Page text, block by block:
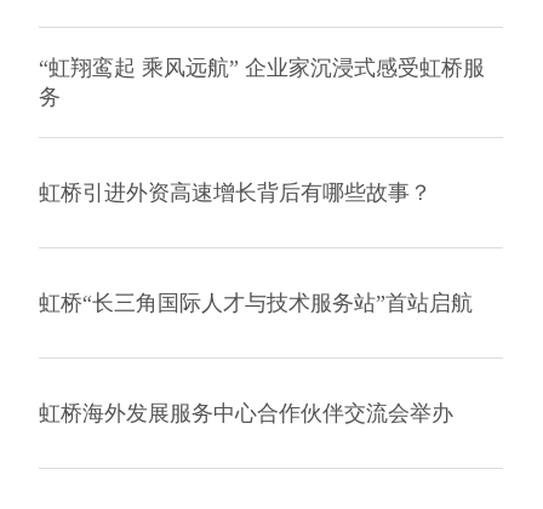
“虹翔鸾起 乘风远航” 企业家沉浸式感受虹桥服
务
虹桥引进外资高速增长背后有哪些故事？
虹桥“长三角国际人才与技术服务站”首站启航
虹桥海外发展服务中心合作伙伴交流会举办